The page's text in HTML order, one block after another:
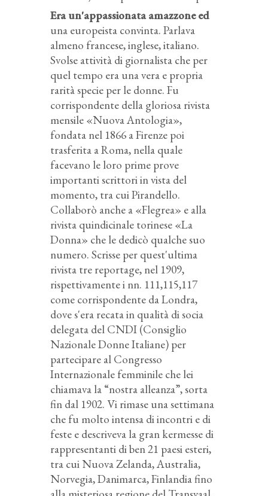
Era un'appassionata amazzone ed
una europeista convinta. Parlava
almeno francese, inglese, italiano.
Svolse attività di giornalista che per
quel tempo era una vera e propria
rarità specie per le donne. Fu
corrispondente della gloriosa rivista
mensile «Nuova Antologia»,
fondata nel 1866 a Firenze poi
trasferita a Roma, nella quale
facevano le loro prime prove
importanti scrittori in vista del
momento, tra cui Pirandello.
Collaborò anche a «Flegrea» e alla
rivista quindicinale torinese «La
Donna» che le dedicò qualche suo
numero. Scrisse per quest'ultima
rivista tre reportage, nel 1909,
rispettivamente i nn. 111,115,117
come corrispondente da Londra,
dove s'era recata in qualità di socia
delegata del CNDI (Consiglio
Nazionale Donne Italiane) per
partecipare al Congresso
Internazionale femminile che lei
chiamava la “nostra alleanza”, sorta
fin dal 1902. Vi rimase una settimana
che fu molto intensa di incontri e di
feste e descriveva la gran kermesse di
rappresentanti di ben 21 paesi esteri,
tra cui Nuova Zelanda, Australia,
Norvegia, Danimarca, Finlandia fino